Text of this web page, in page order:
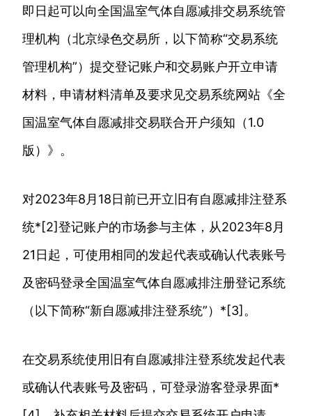
即日起可以向全国温室气体自愿减排交易系统管
理机构（北京绿色交易所，以下简称“交易系统
管理机构”）提交登记账户和交易账户开立申请
材料，申请材料清单及要求见交易系统网站《全
国温室气体自愿减排交易联合开户须知（1.0
版）》。
对2023年8月18日前已开立旧有自愿减排注登系
统*[2]登记账户的市场参与主体，从2023年8月
21日起，可使用相同的发起代表或确认代表账号
及密码登录全国温室气体自愿减排注册登记系统
（以下简称“新自愿减排注登系统”）*[3]。
在交易系统使用旧有自愿减排注登系统发起代表
或确认代表账号及密码，可登录游客登录界面*